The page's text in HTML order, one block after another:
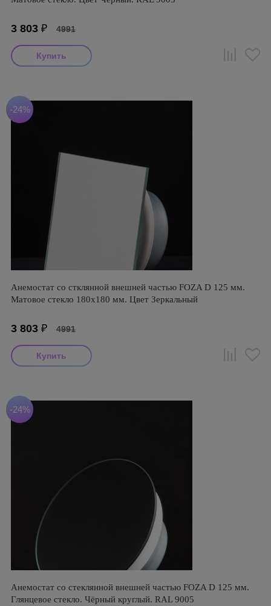
3 803 ₽ 4991
-24%
Анемостат со стклянной внешней частью FOZA D 125 мм.
Матовое стекло 180х180 мм. Цвет Зеркальный
3 803 ₽ 4991
-24%
Анемостат со стеклянной внешней частью FOZA D 125 мм.
Глянцевое стекло. Чёрный круглый. RAL 9005